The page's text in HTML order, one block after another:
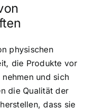
physischen
die Produkte vor
und sich
die Qualität der
dass sie